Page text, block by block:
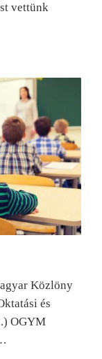
vettünk
Közlöny
és
OGYM